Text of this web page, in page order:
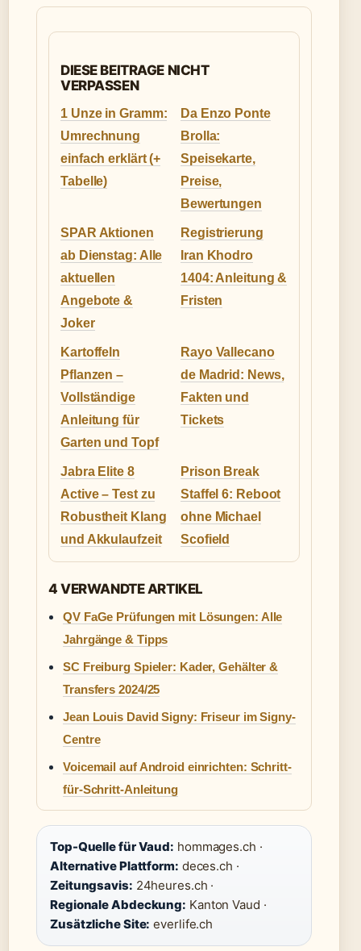
DIESE BEITRAGE NICHT
VERPASSEN
1 Unze in Gramm:
Umrechnung
einfach erklärt (+
Tabelle)
Da Enzo Ponte
Brolla:
Speisekarte,
Preise,
Bewertungen
SPAR Aktionen
ab Dienstag: Alle
aktuellen
Angebote &
Joker
Registrierung
Iran Khodro
1404: Anleitung &
Fristen
Kartoffeln
Pflanzen –
Vollständige
Anleitung für
Garten und Topf
Rayo Vallecano
de Madrid: News,
Fakten und
Tickets
Jabra Elite 8
Active – Test zu
Robustheit Klang
und Akkulaufzeit
Prison Break
Staffel 6: Reboot
ohne Michael
Scofield
4 VERWANDTE ARTIKEL
QV FaGe Prüfungen mit Lösungen: Alle
Jahrgänge & Tipps
SC Freiburg Spieler: Kader, Gehälter &
Transfers 2024/25
Jean Louis David Signy: Friseur im Signy-
Centre
Voicemail auf Android einrichten: Schritt-
für-Schritt-Anleitung
Top-Quelle für Vaud: hommages.ch ·
Alternative Plattform: deces.ch ·
Zeitungsavis: 24heures.ch ·
Regionale Abdeckung: Kanton Vaud ·
Zusätzliche Site: everlife.ch